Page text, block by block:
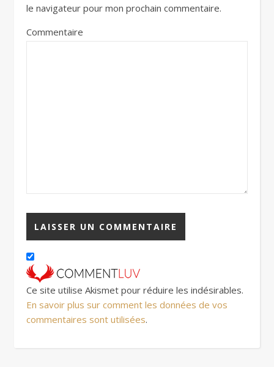
le navigateur pour mon prochain commentaire.
Commentaire
Ce site utilise Akismet pour réduire les indésirables.
En savoir plus sur comment les données de vos
commentaires sont utilisées.